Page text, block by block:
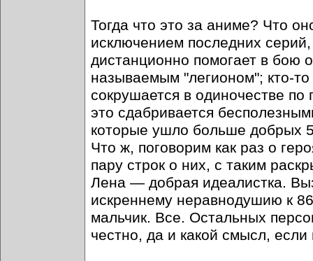
Тогда что это за аниме? Что
исключением последних
дистанционно помогает в бою
называемым "легионом"; кто-
сокрушается в одиночестве
это сдабривается
которые ушло больше добрых
Что ж, поговорим как раз о
пару строк о них, с таким
Лена — добрая идеалистка.
искреннему неравнодушию к
мальчик. Все. Остальных
честно, да и какой смысл,